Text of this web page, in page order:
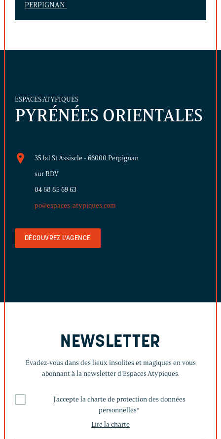
PERPIGNAN
ESPACES ATYPIQUES
PYRÉNÉES ORIENTALES
35 bd St Assiscle - 66000 Perpignan
sur RDV
04 68 85 69 63
po@espaces-atypiques.com
DÉCOUVREZ L'AGENCE
NEWSLETTER
Évadez-vous dans des lieux insolites et magiques en vous
abonnant à la newsletter d’Espaces Atypiques.
J'accepte la charte de protection des données
personnelles*
Lire la charte